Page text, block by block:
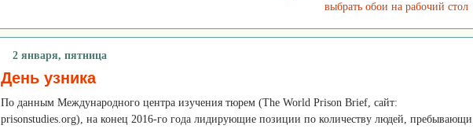
выбрать обои на рабочий
2 января, пятница
День узника
По данным Международного центра изучения тюрем (The World Prison Brief, сайт:
prisonstudies.org), на конец 2016-го года лидирующие позиции по количеству людей,